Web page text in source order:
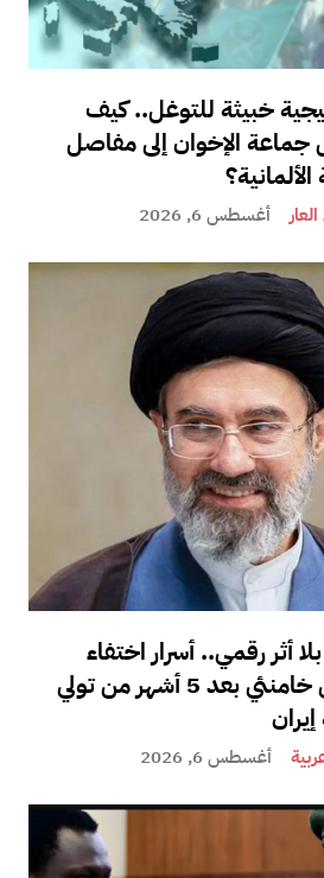
خبيثة للتوغل.. كيف
جماعة الإخوان إلى مفاصل
أغسطس 6, 2026
أثر رقمي.. أسرار اختفاء
مجتبى خامنئي بعد 5 أشهر من تولي
أغسطس 6, 2026